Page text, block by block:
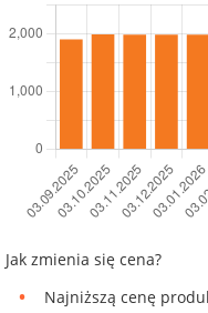
Jak zmienia się cena?
Najniższą cenę